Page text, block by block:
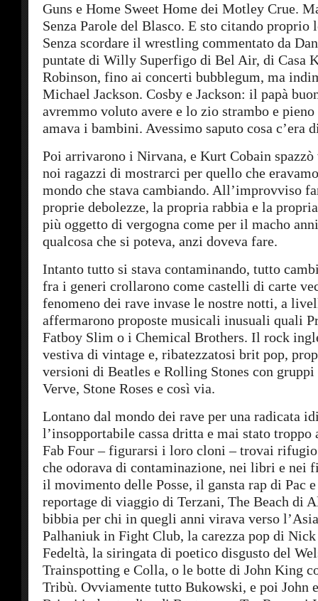
Guns e Home Sweet Home dei Motley Crue.
Senza Parole del Blasco. E sto citando proprio
Senza scordare il wrestling commentato da
puntate di Willy Superfigo di Bel Air, di Casa
Robinson, fino ai concerti bubblegum, ma
Michael Jackson. Cosby e Jackson: il papà
avremmo voluto avere e lo zio strambo e
amava i bambini. Avessimo saputo cosa
Poi arrivarono i Nirvana, e Kurt Cobain
noi ragazzi di mostrarci per quello che
mondo che stava cambiando. All’improvviso
proprie debolezze, la propria rabbia e la
più oggetto di vergogna come per il macho
qualcosa che si poteva, anzi doveva fare.
Intanto tutto si stava contaminando, tutto
fra i generi crollarono come castelli di carte
fenomeno dei rave invase le nostre notti, a
affermarono proposte musicali inusuali quali
Fatboy Slim o i Chemical Brothers. Il rock
vestiva di vintage e, ribatezzatosi brit pop,
versioni di Beatles e Rolling Stones con
Verve, Stone Roses e così via.
Lontano dal mondo dei rave per una radicata
l’insopportabile cassa dritta e mai stato troppo
Fab Four – figurarsi i loro cloni – trovai
che odorava di contaminazione, nei libri e nei
il movimento delle Posse, il gansta rap di Pac
reportage di viaggio di Terzani, The Beach di
bibbia per chi in quegli anni virava verso
Palhaniuk in Fight Club, la carezza pop di
Fedeltà, la siringata di poetico disgusto del
Trainspotting e Colla, o le botte di John King
Tribù. Ovviamente tutto Bukowski, e poi John